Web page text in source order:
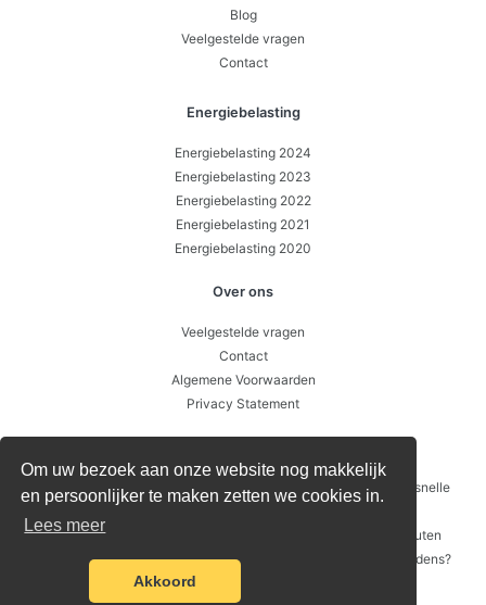
Om uw bezoek aan onze website nog makkelijk
en persoonlijker te maken zetten we cookies in.
Lees meer
Akkoord
Blog
Veelgestelde vragen
Contact
Energiebelasting
Energiebelasting 2024
Energiebelasting 2023
Energiebelasting 2022
Energiebelasting 2021
Energiebelasting 2020
Over ons
Veelgestelde vragen
Contact
Algemene Voorwaarden
Privacy Statement
04-08 Heeft u recht op energiebelasting teruggaaf? Doe deze snelle
21-07 Energiebelasting terugvragen: de 7 meest gemaakte fouten
07-07 Energiebelasting in 2026: wat verandert er voor huishoudens?